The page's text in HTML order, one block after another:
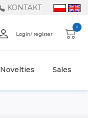
KONTAKT
Login/ register
0
Novelties Sales